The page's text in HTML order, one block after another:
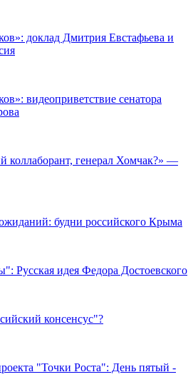
доклад Дмитрия Евстафьева и
видеоприветствие сенатора
коллаборант, генерал Хомчак?» —
будни российского Крыма
Русская идея Федора Достоевского
консенсус"?
"Точки Роста": День пятый -